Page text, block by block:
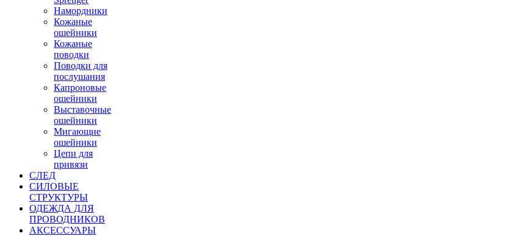
Намордники
Кожаные
ошейники
Кожаные
поводки
Поводки для
послушания
Капроновые
ошейники
Выставочные
ошейники
Мигающие
ошейники
Цепи для
привязи
СЛЕД
СИЛОВЫЕ
СТРУКТУРЫ
ОДЕЖДА ДЛЯ
ПРОВОДНИКОВ
АКСЕССУАРЫ